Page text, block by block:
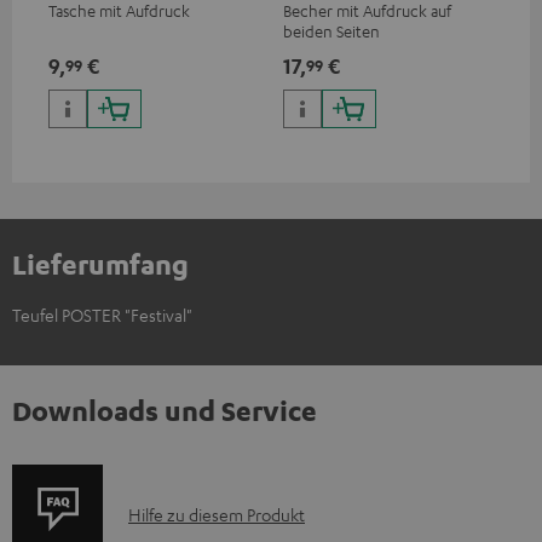
Tasche mit Aufdruck
9,99 €
Becher mit Aufdruck auf
beiden Seiten
17,99 €
Lieferumfang
Teufel POSTER "Festival"
Downloads und Service
P
Hilfe zu diesem Produkt